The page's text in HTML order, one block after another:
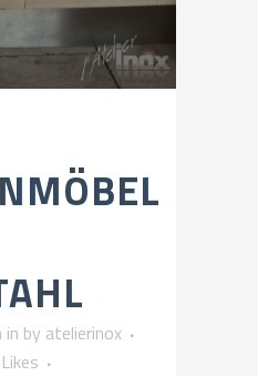
in by atelierinox
Likes